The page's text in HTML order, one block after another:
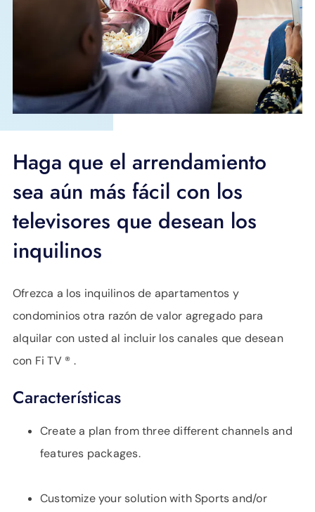
Haga que el arrendamiento
sea aún más fácil con los
televisores que desean los
inquilinos
Ofrezca a los inquilinos de apartamentos y
condominios otra razón de valor agregado para
alquilar con usted al incluir los canales que desean
con Fi TV® .
Características
Create a plan from three different channels and
features packages.
Customize your solution with Sports and/or